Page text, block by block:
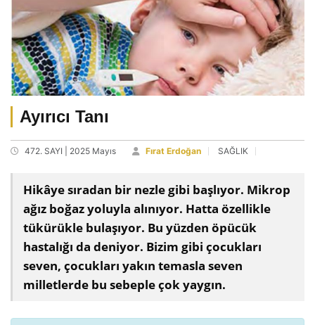
Ayırıcı Tanı
472. SAYI | 2025 Mayıs Fırat Erdoğan SAĞLIK
Hikâye sıradan bir nezle gibi başlıyor. Mikrop
ağız boğaz yoluyla alınıyor. Hatta özellikle
tükürükle bulaşıyor. Bu yüzden öpücük
hastalığı da deniyor. Bizim gibi çocukları
seven, çocukları yakın temasla seven
milletlerde bu sebeple çok yaygın.